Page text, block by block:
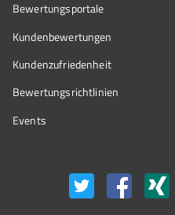
Bewertungsportale
Kundenbewertungen
Kundenzufriedenheit
Bewertungs­richtlinien
Events